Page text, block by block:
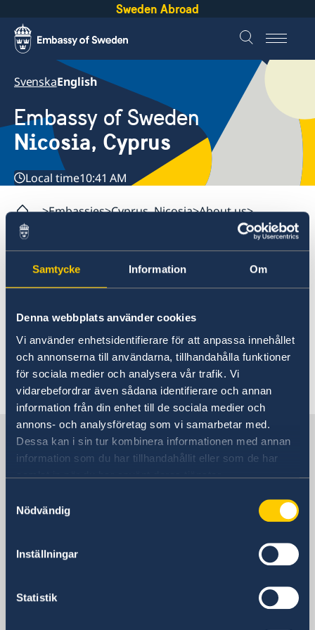
Samtycke Information Om
Denna webbplats använder cookies
Vi använder enhetsidentifierare för att anpassa innehållet
och annonserna till användarna, tillhandahålla funktioner
för sociala medier och analysera vår trafik. Vi
vidarebefordrar även sådana identifierare och annan
information från din enhet till de sociala medier och
annons- och analysföretag som vi samarbetar med.
Dessa kan i sin tur kombinera informationen med annan
information som du har tillhandahållit eller som de har
samlat in när du har använt deras tjänster.
Nödvändig
Inställningar
Statistik
Sweden Abroad
SvenskaEnglish
Embassy of Sweden
Nicosia, Cyprus
Local time10:41 AM
Embassies Cyprus, Nicosia About us
Vacancies
Cyprus, Nicosia
About us
Data protection policy Sweden
Vacancies
Head of Mission
Current
Vacancies
There are currently no vacancies at the
Embassy of Sweden in Nicosia.
Sweden in Cyprus
Embassy
Visiting address
Severis Building, 2nd floor
Embassy of Sweden